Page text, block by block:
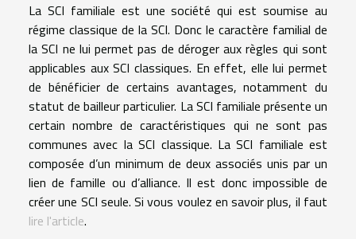
La SCI familiale est une société qui est soumise au
régime classique de la SCI. Donc le caractère familial de
la SCI ne lui permet pas de déroger aux règles qui sont
applicables aux SCI classiques. En effet, elle lui permet
de bénéficier de certains avantages, notamment du
statut de bailleur particulier. La SCI familiale présente un
certain nombre de caractéristiques qui ne sont pas
communes avec la SCI classique. La SCI familiale est
composée d’un minimum de deux associés unis par un
lien de famille ou d’alliance. Il est donc impossible de
créer une SCI seule. Si vous voulez en savoir plus, il faut
lire l'article.